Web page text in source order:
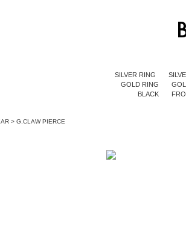
SILVER RING
GOLD RING
BLACK
> G.CLAW PIERCE